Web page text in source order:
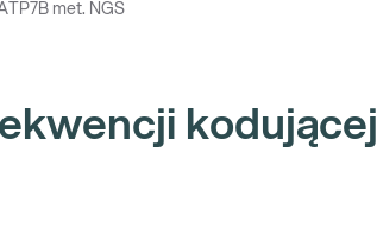
met. NGS
kodującej